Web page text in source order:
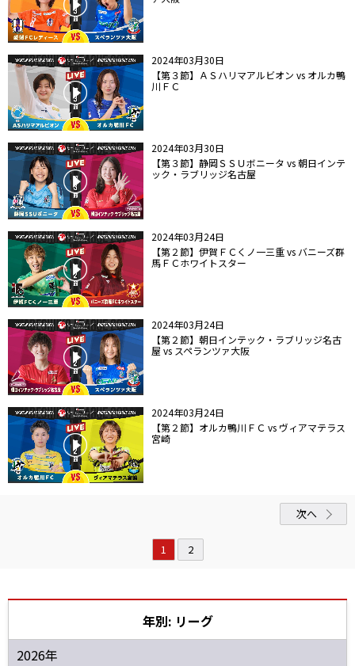
2024年03月30日
【第３節】ＡＳハリマアルビオン vs オルカ鴨
川ＦＣ
2024年03月30日
【第３節】静岡ＳＳＵボニータ vs 朝日インテ
ック・ラブリッジ名古屋
2024年03月24日
【第２節】伊賀ＦＣくノ一三重 vs バニーズ群
馬ＦＣホワイトスター
2024年03月24日
【第２節】朝日インテック・ラブリッジ名古
屋 vs スペランツァ大阪
2024年03月24日
【第２節】オルカ鴨川ＦＣ vs ヴィアマテラス
宮崎
1 2
次へ
年別: リーグ
2026年